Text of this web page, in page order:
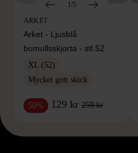
1/5
ARKET
Arket - Ljusblå
bomullsskjorta - stl.52
XL (52)
Mycket gott skick
50% 129 kr 259 kr